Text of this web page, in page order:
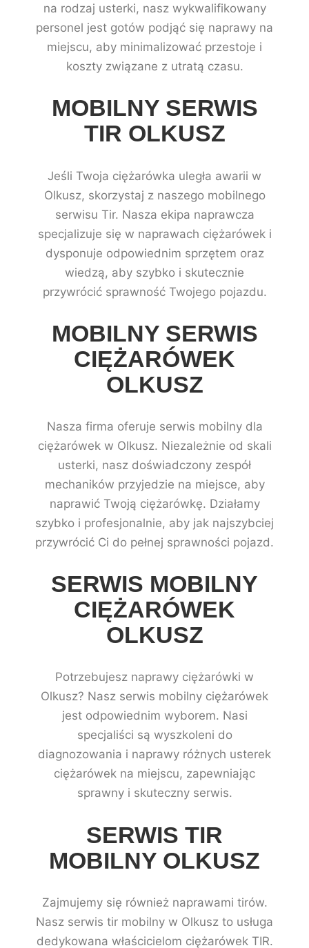
na rodzaj usterki, nasz wykwalifikowany
personel jest gotów podjąć się naprawy na
miejscu, aby minimalizować przestoje i
koszty związane z utratą czasu.
MOBILNY SERWIS
TIR OLKUSZ
Jeśli Twoja ciężarówka uległa awarii w
Olkusz, skorzystaj z naszego mobilnego
serwisu Tir. Nasza ekipa naprawcza
specjalizuje się w naprawach ciężarówek i
dysponuje odpowiednim sprzętem oraz
wiedzą, aby szybko i skutecznie
przywrócić sprawność Twojego pojazdu.
MOBILNY SERWIS
CIĘŻARÓWEK
OLKUSZ
Nasza firma oferuje serwis mobilny dla
ciężarówek w Olkusz. Niezależnie od skali
usterki, nasz doświadczony zespół
mechaników przyjedzie na miejsce, aby
naprawić Twoją ciężarówkę. Działamy
szybko i profesjonalnie, aby jak najszybciej
przywrócić Ci do pełnej sprawności pojazd.
SERWIS MOBILNY
CIĘŻARÓWEK
OLKUSZ
Potrzebujesz naprawy ciężarówki w
Olkusz? Nasz serwis mobilny ciężarówek
jest odpowiednim wyborem. Nasi
specjaliści są wyszkoleni do
diagnozowania i naprawy różnych usterek
ciężarówek na miejscu, zapewniając
sprawny i skuteczny serwis.
SERWIS TIR
MOBILNY OLKUSZ
Zajmujemy się również naprawami tirów.
Nasz serwis tir mobilny w Olkusz to usługa
dedykowana właścicielom ciężarówek TIR.